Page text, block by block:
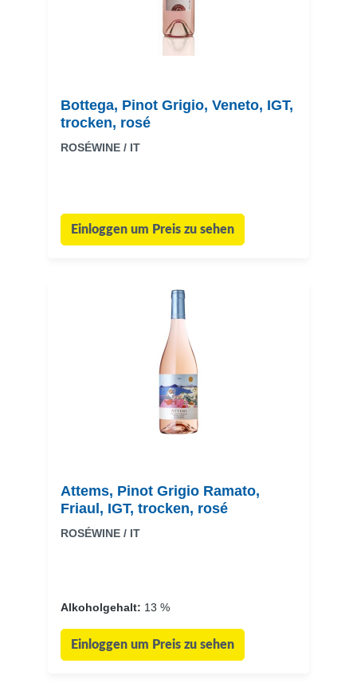
Bottega, Pinot Grigio, Veneto, IGT,
trocken, rosé
ROSÉWINE / IT
Einloggen um Preis zu sehen
Attems, Pinot Grigio Ramato,
Friaul, IGT, trocken, rosé
ROSÉWINE / IT
Alkoholgehalt: 13 %
Einloggen um Preis zu sehen